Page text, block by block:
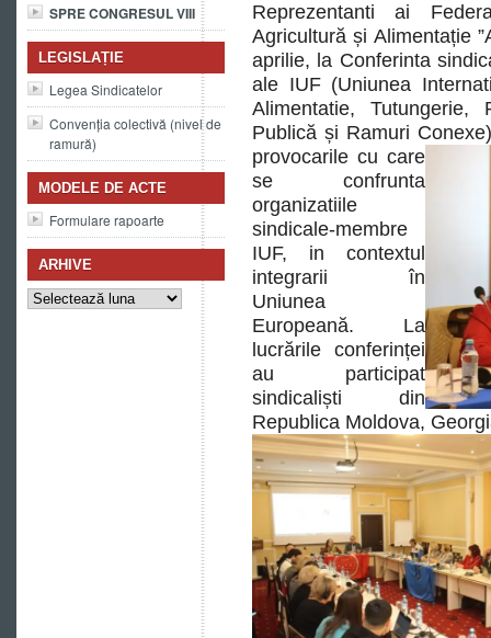
SPRE CONGRESUL VIII
LEGISLAȚIE
Legea Sindicatelor
Convenția colectivă (nivel de
ramură)
MODELE DE ACTE
Formulare rapoarte
ARHIVE
Arhive
Reprezentanti ai
Agricultură și Alimentație
aprilie, la Conferinta
ale IUF (Uniunea
Alimentatie, Tutungerie,
Publică și Ramuri
provocarile cu care
se confrunta
organizatiile
sindicale-membre
IUF, in contextul
integrarii în
Uniunea
Europeană. La
lucrările conferinței
au participat
sindicaliști din
Republica Moldova,